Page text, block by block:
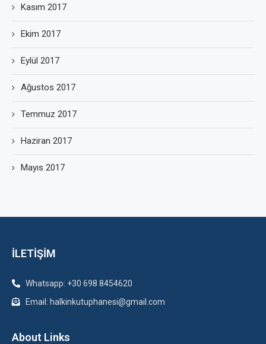
Kasım 2017
Ekim 2017
Eylül 2017
Ağustos 2017
Temmuz 2017
Haziran 2017
Mayıs 2017
İLETİŞİM
Whatsapp: +30 698 8454620
Email: halkinkutuphanesi@gmail.com
About Links